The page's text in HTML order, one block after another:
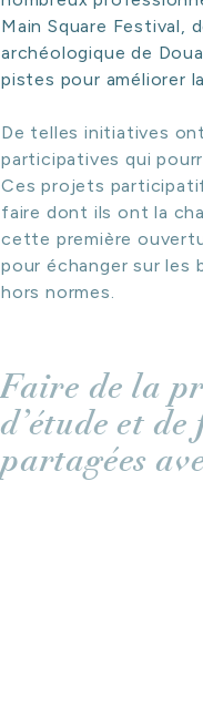
Main Square Festival,
archéologique de
pistes pour améliorer
participatives qui
Ces projets
faire dont ils ont la
cette première
pour échanger sur les
hors normes.
d’étude et
partagées